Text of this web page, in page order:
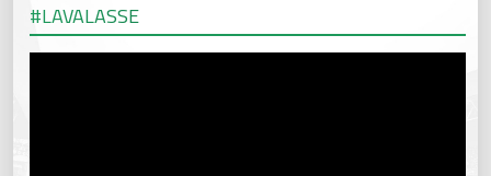
#LAVALASSE